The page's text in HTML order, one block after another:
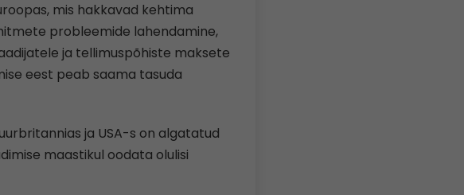
mis hakkavad kehtima
probleemide lahendamine,
ja tellimuspõhiste maksete
eest peab saama tasuda
ja USA-s on algatatud
maastikul oodata olulisi